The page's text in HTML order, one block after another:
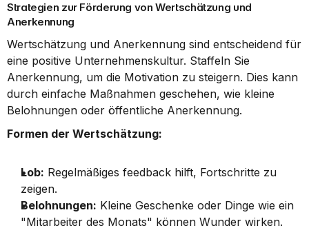
Strategien zur Förderung von Wertschätzung und
Anerkennung
Wertschätzung und Anerkennung sind entscheidend für
eine positive Unternehmenskultur. Staffeln Sie
Anerkennung, um die Motivation zu steigern. Dies kann
durch einfache Maßnahmen geschehen, wie kleine
Belohnungen oder öffentliche Anerkennung.
Formen der Wertschätzung:
Lob: Regelmäßiges feedback hilft, Fortschritte zu
zeigen.
Belohnungen: Kleine Geschenke oder Dinge wie ein
"Mitarbeiter des Monats" können Wunder wirken.